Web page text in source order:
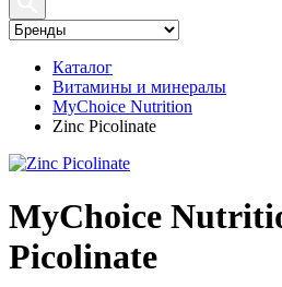
Каталог
Витамины и минералы
MyChoice Nutrition
Zinc Picolinate
MyChoice
Picolinate